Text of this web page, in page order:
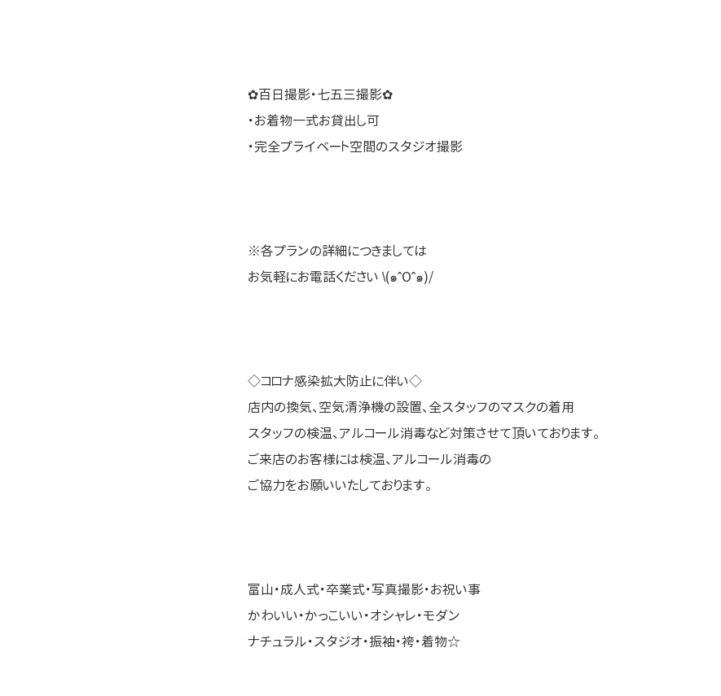
✿百日撮影・七五三撮影✿
・お着物一式お貸出し可
・完全プライベート空間のスタジオ撮影
※各プランの詳細につきましては
お気軽にお電話ください \(๑ˆOˆ๑)/
◇コロナ感染拡大防止に伴い◇
店内の換気、空気清浄機の設置、全スタッフのマスクの着用
スタッフの検温、アルコール消毒など対策させて頂いております。
ご来店のお客様には検温、アルコール消毒の
ご協力をお願いいたしております。
富山・成人式・卒業式・写真撮影・お祝い事
かわいい・かっこいい・オシャレ・モダン
ナチュラル・スタジオ・振袖・袴・着物☆